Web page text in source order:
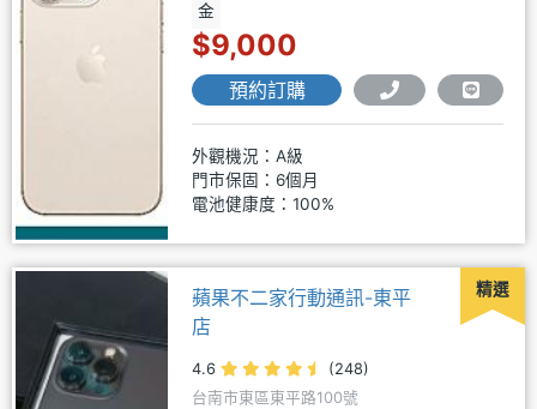
金
$9,000
預約訂購
外觀機況：A級
門市保固：6個月
電池健康度：100%
精選
蘋果不二家行動通訊-東平
店
4.6
(248)
台南市東區東平路100號